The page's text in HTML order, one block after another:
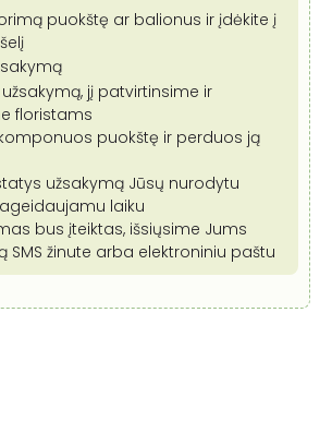
puokštę ar balionus ir įdėkite į
jį patvirtinsime ir
floristams
puokštę ir perduos ją
užsakymą Jūsų nurodytu
laiku
bus įteiktas, išsiųsime Jums
SMS žinute arba elektroniniu paštu